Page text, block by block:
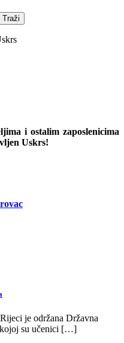
Traži
i ostalim zaposlenicima
Uskrs!
je održana Državna
kojoj su učenici […]